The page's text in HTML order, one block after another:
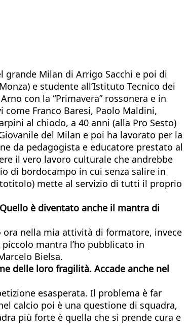
grande Milan di Arrigo Sacchi e poi di
e studente all’Istituto Tecnico dei
con la “Primavera” rossonera e in
Franco Baresi, Paolo Maldini,
al chiodo, a 40 anni (alla Pro Sesto)
del Milan e poi ha lavorato per la
da pedagogista e educatore prestato al
il vero lavoro culturale che andrebbe
di bordocampo in cui senza salire in
mette al servizio di tutti il proprio
è diventato anche il mantra di
nella mia attività di formatore, invece
mantra l’ho pubblicato in
Bielsa.
delle loro fragilità. Accade anche nel
esasperata. Il problema è far
calcio poi è una questione di squadra,
più forte è quella che si prende cura e